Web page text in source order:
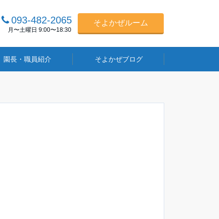
093-482-2065
月〜土曜日 9:00〜18:30
そよかぜルーム
園長・職員紹介 そよかぜブログ